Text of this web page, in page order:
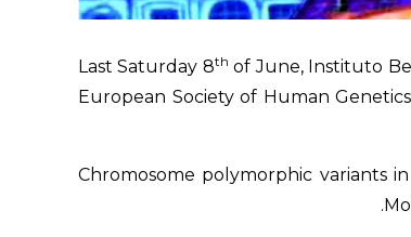
Last Saturday 8th of June, Instituto
European Society of Human
Chromosome polymorphic variants